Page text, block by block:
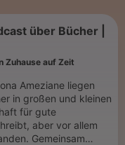
über Bücher |
Zuhause auf Zeit
Ameziane liegen
in großen und kleinen
für gute
aber vor allem
Gemeinsam